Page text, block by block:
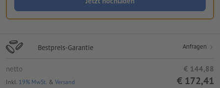
Bestpreis-Garantie Anfragen
netto € 144,88
Inkl. 19% MwSt. & Versand € 172,41